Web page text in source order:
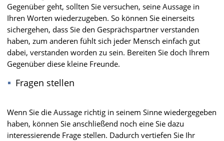
Gegenüber geht, sollten Sie versuchen, seine Aussage in
Ihren Worten wiederzugeben. So können Sie einerseits
sichergehen, dass Sie den Gesprächspartner verstanden
haben, zum anderen fühlt sich jeder Mensch einfach gut
dabei, verstanden worden zu sein. Bereiten Sie doch Ihrem
Gegenüber diese kleine Freunde.
Fragen stellen
Wenn Sie die Aussage richtig in seinem Sinne wiedergegeben
haben, können Sie anschließend noch eine Sie dazu
interessierende Frage stellen. Dadurch vertiefen Sie Ihr